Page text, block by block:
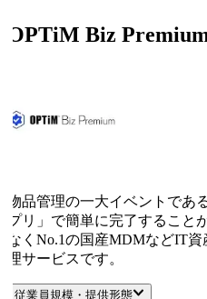
Biz Premium
品管理の一大イベントである
リ」で簡単に完了することが
くNo.1の国産MDMなどIT資
サービスです。
従業員規模・提供形態